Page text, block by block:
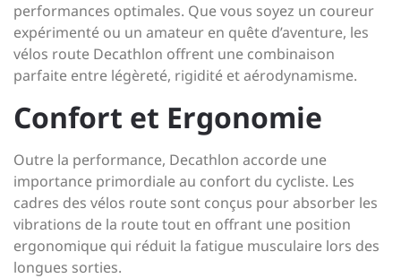
performances optimales. Que vous soyez un coureur
expérimenté ou un amateur en quête d’aventure, les
vélos route Decathlon offrent une combinaison
parfaite entre légèreté, rigidité et aérodynamisme.
Confort et Ergonomie
Outre la performance, Decathlon accorde une
importance primordiale au confort du cycliste. Les
cadres des vélos route sont conçus pour absorber les
vibrations de la route tout en offrant une position
ergonomique qui réduit la fatigue musculaire lors des
longues sorties.